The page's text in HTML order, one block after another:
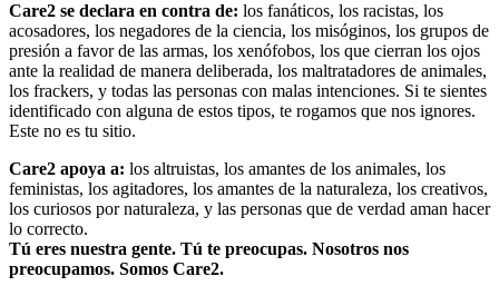
Care2 se declara en contra de: los fanáticos, los racistas, los
acosadores, los negadores de la ciencia, los misóginos, los grupos de
presión a favor de las armas, los xenófobos, los que cierran los ojos
ante la realidad de manera deliberada, los maltratadores de animales,
los frackers, y todas las personas con malas intenciones. Si te sientes
identificado con alguna de estos tipos, te rogamos que nos ignores.
Este no es tu sitio.
Care2 apoya a: los altruistas, los amantes de los animales, los
feministas, los agitadores, los amantes de la naturaleza, los creativos,
los curiosos por naturaleza, y las personas que de verdad aman hacer
lo correcto.
Tú eres nuestra gente. Tú te preocupas. Nosotros nos
preocupamos. Somos Care2.